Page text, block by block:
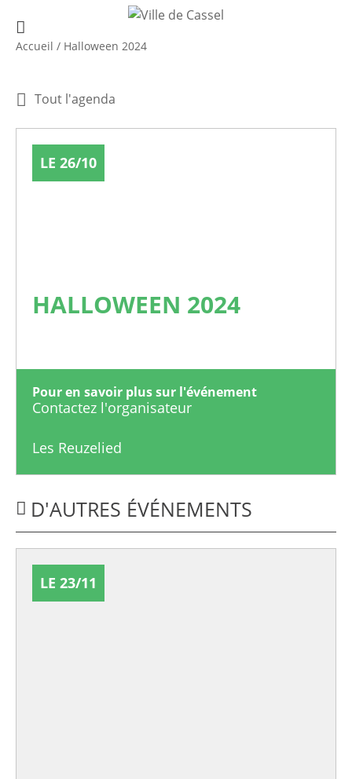
Accueil / Halloween 2024
Tout l'agenda
LE 26/10
HALLOWEEN 2024
Pour en savoir plus sur l'événement
Contactez l'organisateur
Les Reuzelied
D'AUTRES ÉVÉNEMENTS
LE 23/11